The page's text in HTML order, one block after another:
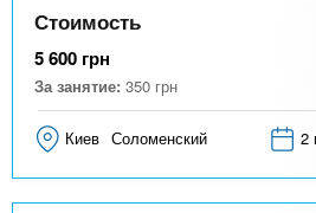
Стоимость
5 600 грн
За занятие: 350 грн
Киев Соломенский 2